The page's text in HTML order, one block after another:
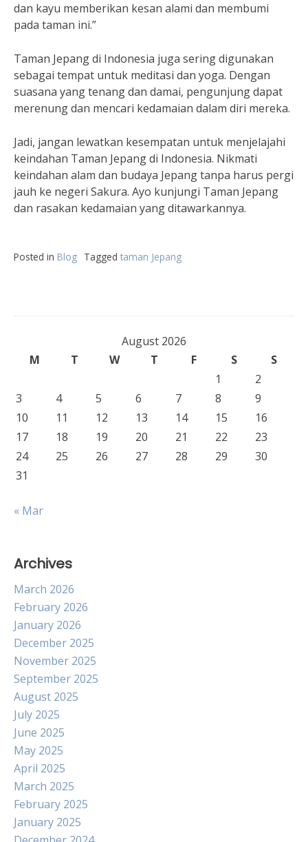
dan kayu memberikan kesan alami dan membumi
pada taman ini.”
Taman Jepang di Indonesia juga sering digunakan
sebagai tempat untuk meditasi dan yoga. Dengan
suasana yang tenang dan damai, pengunjung dapat
merenung dan mencari kedamaian dalam diri mereka.
Jadi, jangan lewatkan kesempatan untuk menjelajahi
keindahan Taman Jepang di Indonesia. Nikmati
keindahan alam dan budaya Jepang tanpa harus pergi
jauh ke negeri Sakura. Ayo kunjungi Taman Jepang
dan rasakan kedamaian yang ditawarkannya.
Posted in Blog Tagged taman Jepang
August 2026
M
T W T F S
S
1
2
3
4 5 6 7 8
9
10
11 12 13 14 15
16
17
18 19 20 21 22
23
24
25 26 27 28 29
30
31
« Mar
Archives
March 2026
February 2026
January 2026
December 2025
November 2025
September 2025
August 2025
July 2025
June 2025
May 2025
April 2025
March 2025
February 2025
January 2025